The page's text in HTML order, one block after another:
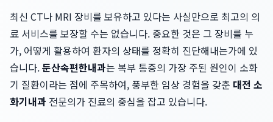
최신 CT나 MRI 장비를 보유하고 있다는 사실만으로 최고의 의
료 서비스를 보장할 수는 없습니다. 중요한 것은 그 장비를 누
가, 어떻게 활용하여 환자의 상태를 정확히 진단해내는가에 있
습니다.둔산속편한내과는 복부 통증의 가장 주된 원인이 소화
기 질환이라는 점에 주목하여, 풍부한 임상 경험을 갖춘 대전 소
화기내과 전문의가 진료의 중심을 잡고 있습니다.